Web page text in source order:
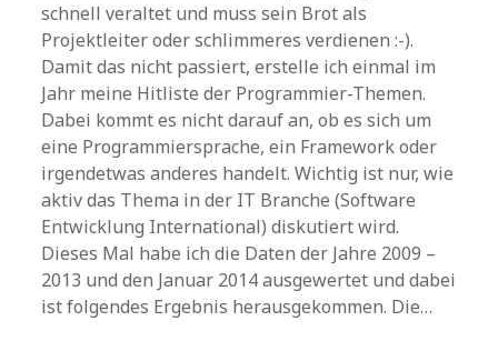
schnell veraltet und muss sein Brot als
Projektleiter oder schlimmeres verdienen :-).
Damit das nicht passiert, erstelle ich einmal im
Jahr meine Hitliste der Programmier-Themen.
Dabei kommt es nicht darauf an, ob es sich um
eine Programmiersprache, ein Framework oder
irgendetwas anderes handelt. Wichtig ist nur, wie
aktiv das Thema in der IT Branche (Software
Entwicklung International) diskutiert wird.
Dieses Mal habe ich die Daten der Jahre 2009 –
2013 und den Januar 2014 ausgewertet und dabei
ist folgendes Ergebnis herausgekommen. Die…